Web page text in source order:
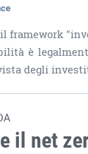
framework
è
degli
il net